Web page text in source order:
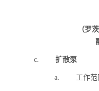
（罗
扩散泵
工作范